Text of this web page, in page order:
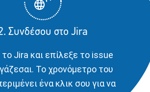
Συνδέσου στο Jira
το Jira και επίλεξε το issue
Το χρονόμετρο του
ένα κλικ σου για να